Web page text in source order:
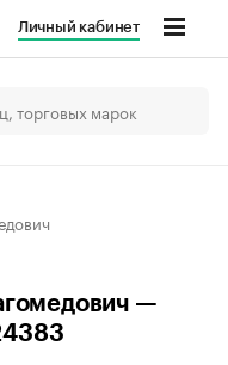
Личный кабинет
—